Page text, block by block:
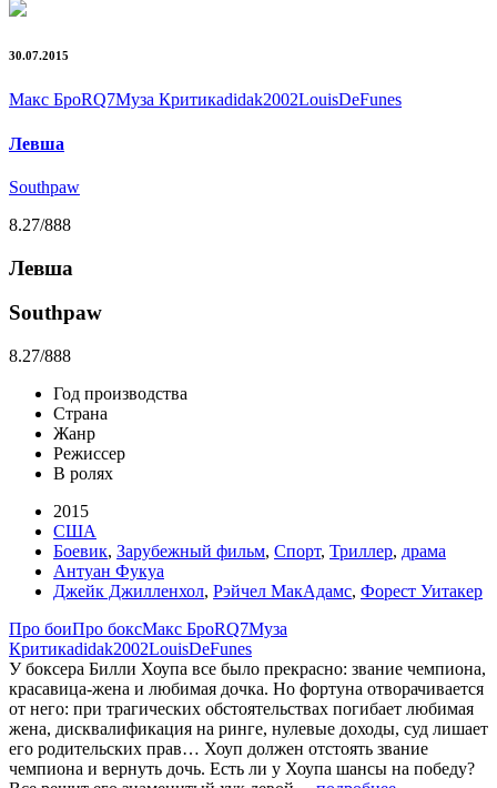
30.07.2015
Макс БроRQ7Муза Критикаdidak2002LouisDeFunes
Левша
Southpaw
8.27/888
Левша
Southpaw
8.27/888
Год производства
Страна
Жанр
Режиссер
В ролях
2015
США
Боевик, Зарубежный фильм, Спорт, Триллер, драма
Антуан Фукуа
Джейк Джилленхол, Рэйчел МакАдамс, Форест Уитакер
Про боиПро боксМакс БроRQ7Муза
Критикаdidak2002LouisDeFunes
У боксера Билли Хоупа все было прекрасно: звание чемпиона,
красавица-жена и любимая дочка. Но фортуна отворачивается
от него: при трагических обстоятельствах погибает любимая
жена, дисквалификация на ринге, нулевые доходы, суд лишает
его родительских прав… Хоуп должен отстоять звание
чемпиона и вернуть дочь. Есть ли у Хоупа шансы на победу?